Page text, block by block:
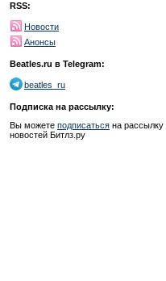
RSS:
Новости
Анонсы
Beatles.ru в Telegram:
beatles_ru
Подписка на рассылку:
Вы можете подписаться на рассылку
новостей Битлз.ру